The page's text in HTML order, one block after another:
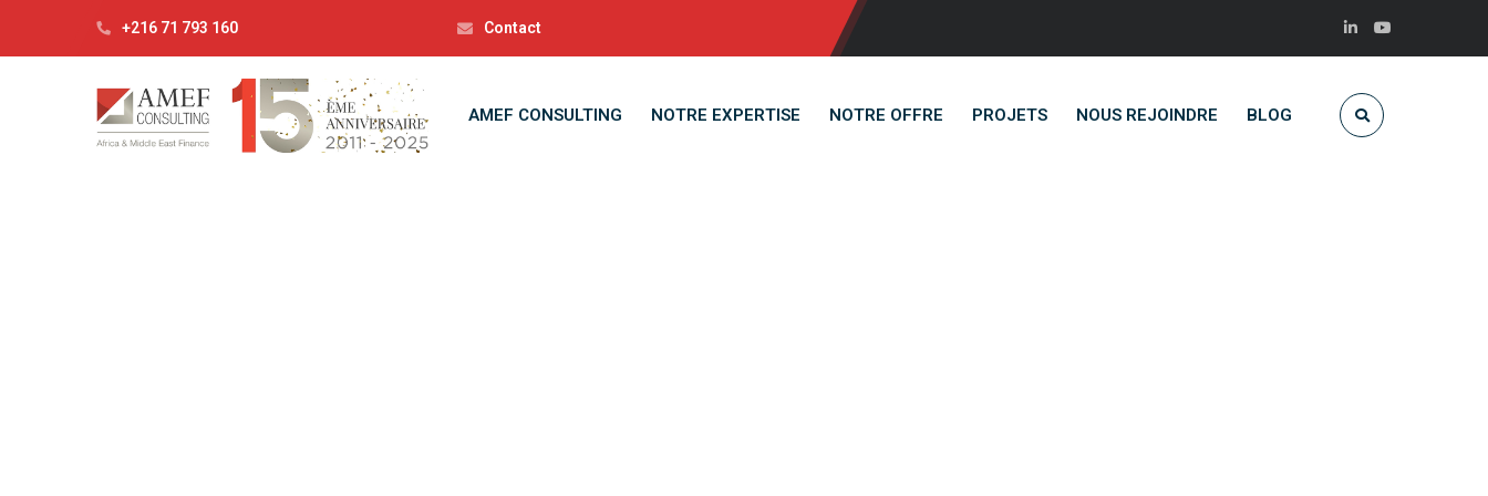
+216 71 793 160 Contact
AMEF CONSULTING NOTRE EXPERTISE NOTRE OFFRE PROJETS NOUS REJOINDRE BLOG